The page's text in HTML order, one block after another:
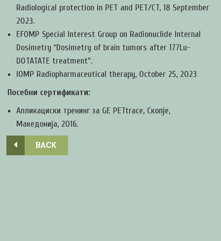
Radiological protection in PET and PET/CT, 18 September
2023.
EFOMP Special Interest Group on Radionuclide Internal
Dosimetry “Dosimetry of brain tumors after 177Lu-
DOTATATE treatment”.
IOMP Radiopharmaceutical therapy, October 25, 2023
Посебни сертификати:
Апликациски тренинг за GE PETtrace, Скопје,
Македонија, 2016.
BACK